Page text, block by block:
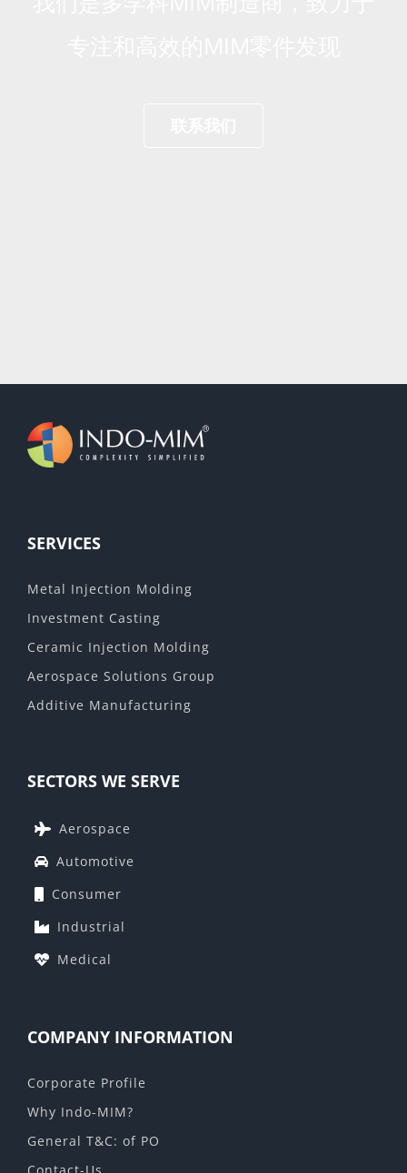
SERVICES
Metal Injection Molding
Investment Casting
Ceramic Injection Molding
Aerospace Solutions Group
Additive Manufacturing
SECTORS WE SERVE
Aerospace
Automotive
Consumer
Industrial
Medical
COMPANY INFORMATION
Corporate Profile
Why Indo-MIM?
General T&C: of PO